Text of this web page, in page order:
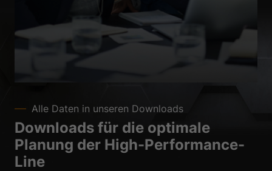
Alle Daten in unseren Downloads
Downloads für die optimale
Planung der High-Performance-
Line